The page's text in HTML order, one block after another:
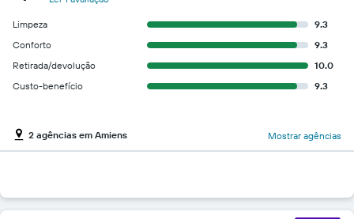
Limpeza
9.3
Conforto
9.3
Retirada/devolução
10.0
Custo-benefício
9.3
2 agências em Amiens Mostrar agências